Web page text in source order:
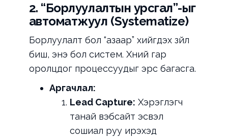
2. “Борлуулалтын урсгал”-ыг
автоматжуул (Systematize)
Борлуулалт бол “азаар” хийгдэх зүйл
биш, энэ бол систем. Хүний гар
оролцдог процессуудыг эрс багасга.
Аргачлал:
Lead Capture: Хэрэглэгч
танай вэбсайт эсвэл
сошиал руу ирэхэд